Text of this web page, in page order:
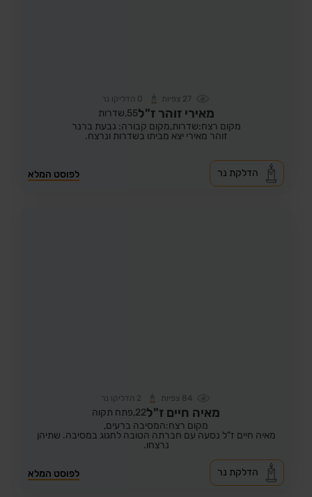
27 צפיות 0 הדליקו נר
מאירי זוהר ז"ל55, שדרות
מקום רצח:שדרות,מקום קבורה: גבעת ברנר
זוהר מאירי יצא מביתו בשדרות ונרצח.
לפוסט המלא הדלקת נר
84 צפיות 2 הדליקו נר
מאיה חיים ז"ל22, פתח תקוה
מקום רצח:המסיבה ברעים,
מאיה חיים ז"ל נסעה עם חברתה הטובה לחגוג במסיבה. שתיהן
נרצחו.
לפוסט המלא הדלקת נר